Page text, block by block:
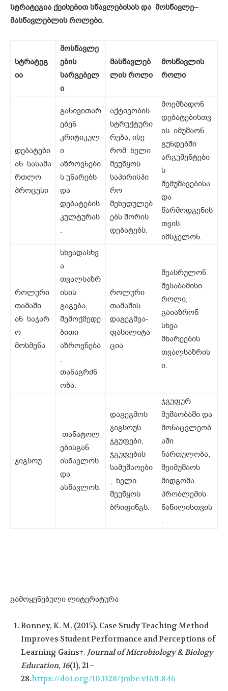
სტრატეგია ქეისებით სწავლებისას და მოსწავლე–
მასწავლებლის როლები.
სტრატეგ
ია
მოსწავლე
ების
სარგებელ
ი
მასწავლებ
ლის როლი
მოსწავლის
როლი
დებატები
ან სასამა
რთლო
პროცესი
განივითარ
ებენ
კრიტიკულ
ი
აზროვნები
ს უნარებს
და
დებატების
კულტურას
.
აქტივობის
სტრუქტური
რება, ისე
რომ ხელი
შეუწყოს
საპირისპი
რო
შეხედულებ
ებს შორის
დებატებს.
მოემზადონ
დებატებისთვ
ის. იმუშაონ
გუნდებში
არგუმენტები
ს
შემუშავებისა
და
წარმოდგენის
თვის.
იმსჯელონ.
როლური
თამაში
ან საჯარ
ო
მოსმენა
სხვადასხვ
ა
თვალსაზრ
ისის
გაგება,
შემოქმედე
ბითი
აზროვნება
,
თანაგრძნ
ობა.
როლური
თამაშის
დაგეგმვა-
ფასილიტა
ცია
შეასრულონ
შესაბამისი
როლი,
გაიაზრონ
სხვა
მხარეების
თვალსაზრის
ი.
ჯიგსოუ
თანატოლ
ებისგან
ისწავლოს
და
ასწავლოს.
დაგეგმოს
ჯიგსოუს
ჯგუფები,
ჯგუფების
სამუშაოები
, ხელი
შეუწყოს
ბრიფინგს.
ჯგუფურ
მუშაობაში და
მონაცვლეობ
აში
ჩართულობა,
შეიმუშაოს
მიდგომა
პრობლემის
ნაწილისთვის
.
გამოყენებული ლიტერატურა
Bonney, K. M. (2015). Case Study Teaching Method
Improves Student Performance and Perceptions of
Learning Gains†. Journal of Microbiology & Biology
Education, 16(1), 21–
28.https://doi.org/10.1128/jmbe.v16i1.846